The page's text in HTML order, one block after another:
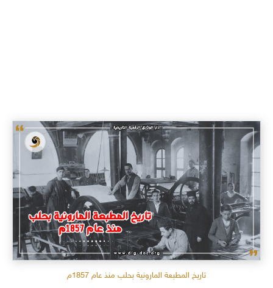
تاريخ المطبعة المارونية بحلب منذ عام 1857م